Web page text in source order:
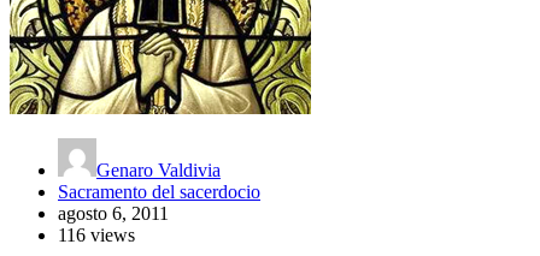
Genaro Valdivia
Sacramento del sacerdocio
agosto 6, 2011
116 views